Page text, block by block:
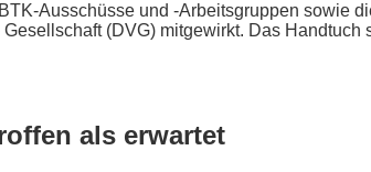
Ausschüsse und -Arbeitsgruppen sowie
(DVG) mitgewirkt. Das Handtuch
als erwartet